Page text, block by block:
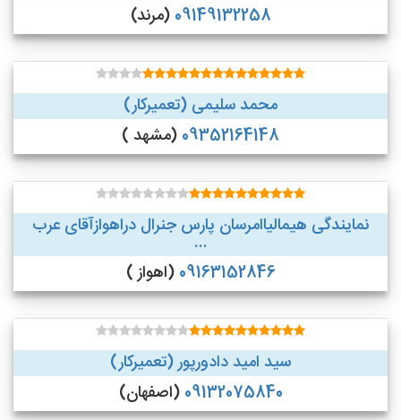
09149132258(مرند)
محمد سلیمی (تعمیرکار)
09352164148(مشهد )
نمایندگی هیمالیاامرسان پارس جنرال دراهوازآقای عرب
...
09163152846(اهواز )
سید امید دادورپور (تعمیرکار)
09132075840(اصفهان)